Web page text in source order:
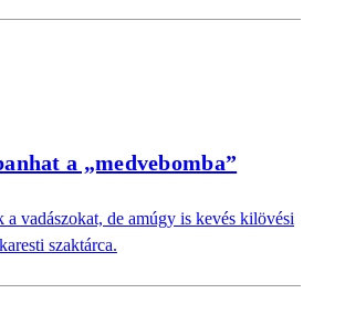
a „medvebomba”
vadászokat, de amúgy is kevés kilövési
szaktárca.